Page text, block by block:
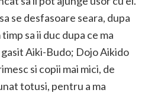
se desfasoare seara, dupa
sa ii duc dupa ce ma
gasit Aiki-Budo; Dojo Aikido
si copii mai mici, de
totusi, pentru a ma